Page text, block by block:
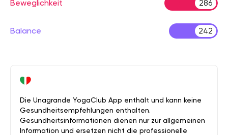
Beweglichkeit 286
Balance 242
Die Unagrande YogaClub App enthält und kann keine
Gesundheitsempfehlungen enthalten.
Gesundheitsinformationen dienen nur zur allgemeinen
Information und ersetzen nicht die professionelle